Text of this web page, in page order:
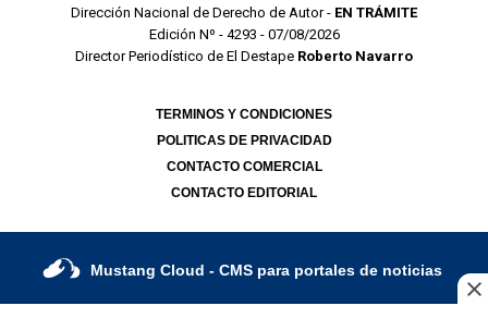
Dirección Nacional de Derecho de Autor - EN TRÁMITE
Edición Nº - 4293 - 07/08/2026
Director Periodístico de El Destape Roberto Navarro
TERMINOS Y CONDICIONES
POLITICAS DE PRIVACIDAD
CONTACTO COMERCIAL
CONTACTO EDITORIAL
Mustang Cloud - CMS para portales de noticias